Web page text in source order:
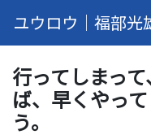
ユウロウ｜福部光
行ってしまっ
ば、早くやっ
う。